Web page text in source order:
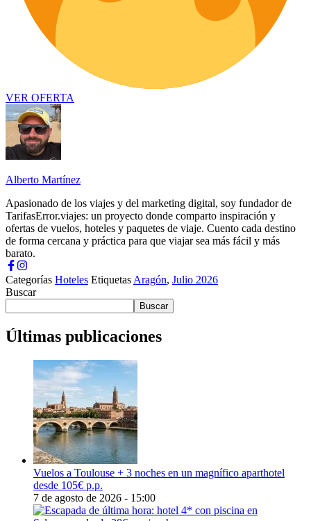
VER OFERTA
Alberto Martínez
Apasionado de los viajes y del marketing digital, soy fundador de
TarifasError.viajes: un proyecto donde comparto inspiración y
ofertas de vuelos, hoteles y paquetes de viaje. Cuento cada destino
de forma cercana y práctica para que viajar sea más fácil y más
barato.
Categorías Hoteles Etiquetas Aragón, Julio 2026
Buscar
Buscar
Últimas publicaciones
Vuelos a Toulouse + 3 noches en un magnífico aparthotel
desde 105€ p.p.
7 de agosto de 2026 - 15:00